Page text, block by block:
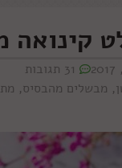
קינואה
31 תגובות
, מבשלים מהבסיס,